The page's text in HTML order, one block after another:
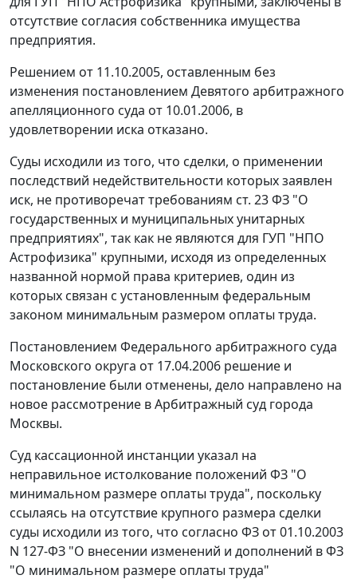
отсутствие согласия собственника имущества
предприятия.
Решением от 11.10.2005, оставленным без
изменения постановлением Девятого арбитражного
апелляционного суда от 10.01.2006, в
удовлетворении иска отказано.
Суды исходили из того, что сделки, о применении
последствий недействительности которых заявлен
иск, не противоречат требованиям ст. 23ФЗ "О
государственных и муниципальных унитарных
предприятиях", так как не являются для ГУП "НПО
Астрофизика" крупными, исходя из определенных
названной нормой права критериев, один из
которых связан с установленным федеральным
законом минимальным размером оплаты труда.
Постановлением Федерального арбитражного суда
Московского округа от 17.04.2006 решение и
постановление были отменены, дело направлено на
новое рассмотрение в Арбитражный суд города
Москвы.
Суд кассационной инстанции указал на
неправильное истолкование положений ФЗ "О
минимальном размере оплаты труда", поскольку
ссылаясь на отсутствие крупного размера сделки
суды исходили из того, что согласно ФЗ от 01.10.2003
N 127-ФЗ "О внесении изменений и дополнений в ФЗ
"О минимальном размере оплаты труда"